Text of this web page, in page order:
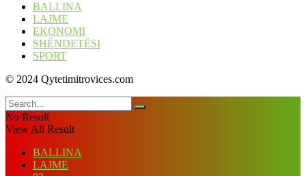
BALLINA
LAJME
EKONOMI
SHËNDETËSI
SPORT
© 2024 Qytetimitrovices.com
No Result
View All Result
BALLINA
LAJME